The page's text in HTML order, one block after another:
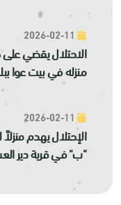
الاحتلال يقضي
منزله في بيت عوا
الإحتلال يهدم
"ب" في قرية دير